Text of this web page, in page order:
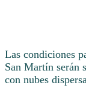
Las condiciones
San Martín serán
con nubes